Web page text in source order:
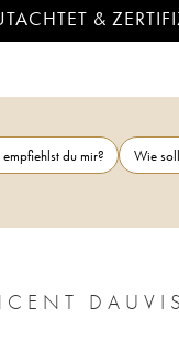
&
du mir? Wie